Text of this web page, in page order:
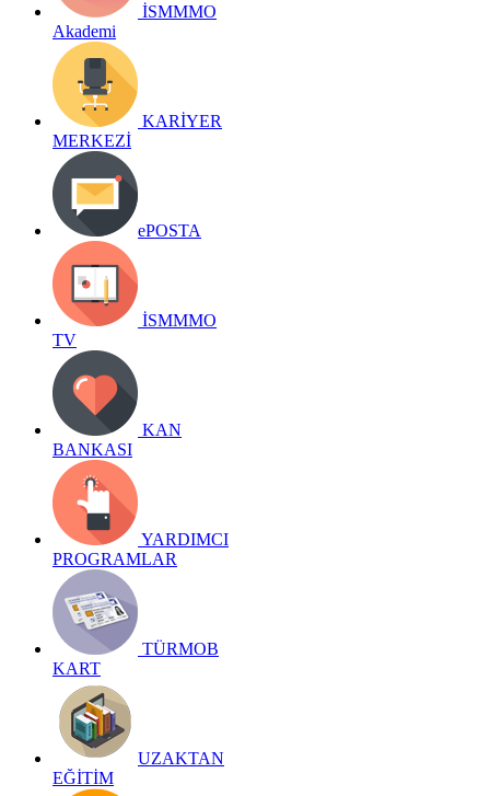
İSMMMO
Akademi
KARİYER
MERKEZİ
ePOSTA
İSMMMO
TV
KAN
BANKASI
YARDIMCI
PROGRAMLAR
TÜRMOB
KART
UZAKTAN
EĞİTİM